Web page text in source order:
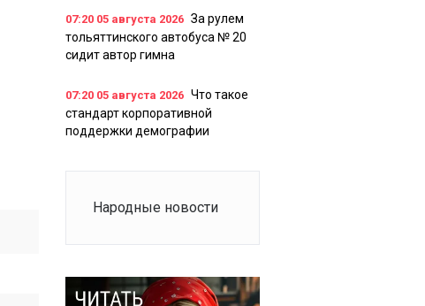
07:20 05 августа 2026 За рулем
тольяттинского автобуса № 20
сидит автор гимна
07:20 05 августа 2026 Что такое
стандарт корпоративной
поддержки демографии
Народные новости